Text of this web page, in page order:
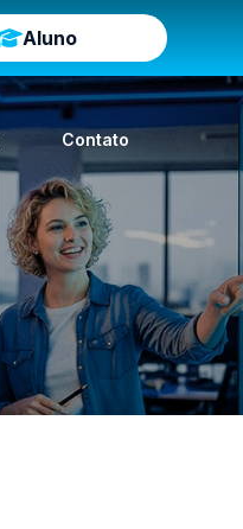
Aluno
Contato